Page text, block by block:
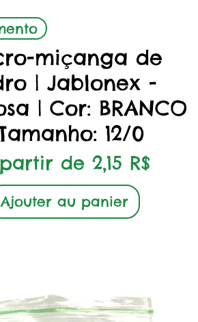
Aperçu rapide
miçanga de
| Jablonex -
| Cor: BRANCO
12/0
de 2,15 R$
promotionnel
Ajouter au panier